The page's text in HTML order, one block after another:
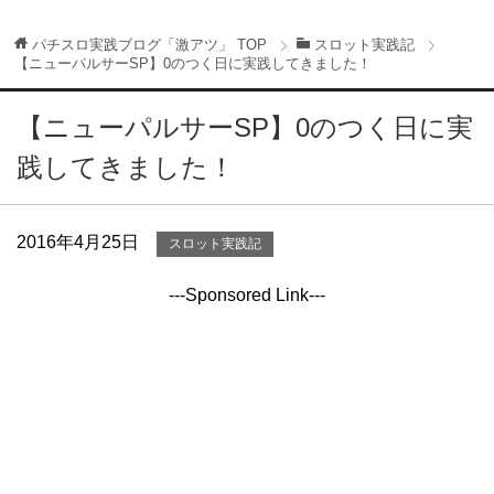
パチスロ実践ブログ「激アツ」 TOP
スロット実践記
【ニューパルサーSP】0のつく日に実践してきました！
【ニューパルサーSP】0のつく日に実
践してきました！
2016年4月25日 スロット実践記
---Sponsored Link---